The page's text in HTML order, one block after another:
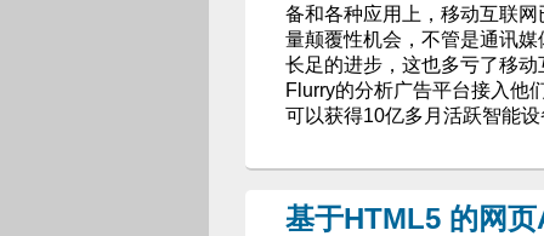
备和各种应用上，移动互联
量颠覆性机会，不管是通讯
长足的进步，这也多亏了移
Flurry的分析广告平台接入他
可以获得10亿多月活跃智能
基于HTML5 的网